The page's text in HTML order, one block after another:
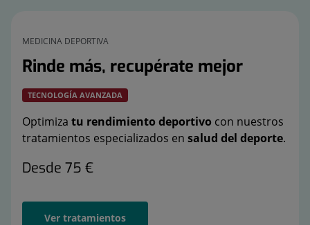
MEDICINA DEPORTIVA
Rinde más, recupérate mejor
TECNOLOGÍA AVANZADA
Optimiza tu rendimiento deportivo con nuestros
tratamientos especializados en salud del deporte.
Desde 75 €
Ver tratamientos